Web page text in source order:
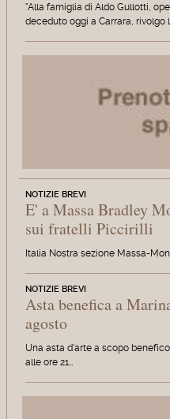
"Alla famiglia di Aldo Gullotti,
deceduto oggi a Carrara, rivolgo
NOTIZIE BREVI
E' a Massa Bradley
sui fratelli Piccirilli
Italia Nostra sezione Massa-
NOTIZIE BREVI
Asta benefica a
agosto
Una asta d'arte a scopo
alle ore 21…